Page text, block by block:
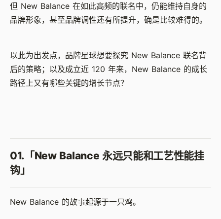
但 New Balance 在如此高频的联名中，仍能维持自身的
品牌形象，甚至品牌调性还有所提升，确是比较难得的。
以此为出发点，品牌星球想要探究 New Balance 联名背
后的策略；以及成立近 120 年来，New Balance 的成长
路径上又有哪些关键的增长节点？
01. 「New Balance 永远只能和工艺性能挂
钩」
New Balance 的故事起源于一只鸡。